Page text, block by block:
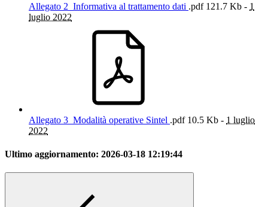
Allegato 2_Informativa al trattamento dati .pdf121.7 Kb - 1
luglio 2022
Allegato 3_Modalità operative Sintel .pdf10.5 Kb - 1 luglio
2022
Ultimo aggiornamento: 2026-03-18 12:19:44